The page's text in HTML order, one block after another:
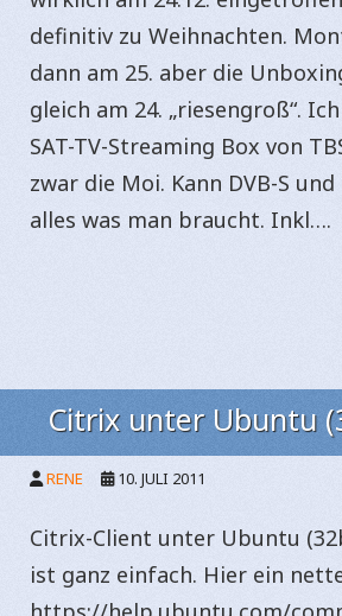
definitiv zu Weihnachten.
dann am 25. aber die
gleich am 24. „riesengroß“.
SAT-TV-Streaming Box von
zwar die Moi. Kann DVB-S und
alles was man braucht. Inkl….
Citrix unter Ubuntu
RENE 10. JULI 2011
Citrix-Client unter Ubuntu
ist ganz einfach. Hier ein